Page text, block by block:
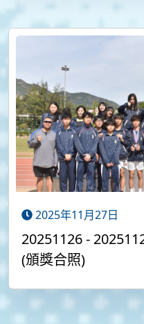
2025年11月27日
20251126 -
(頒獎合照)